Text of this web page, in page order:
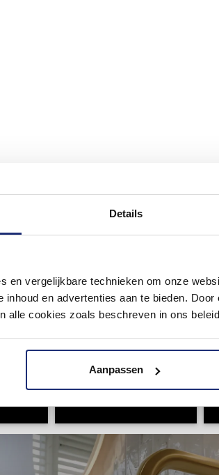
Details
en vergelijkbare technieken om onze
inhoud en advertenties aan te bieden.
alle cookies zoals beschreven in ons
Aanpassen
op Instagram met